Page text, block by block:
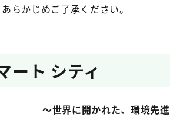
らかじめご了承ください。
ート シティ
～世界に開かれた、環境先